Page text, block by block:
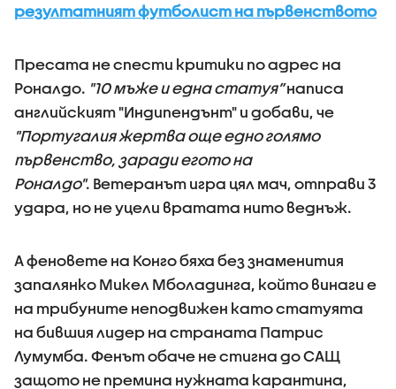
резултатният футболист на първенството
Пресата не спести критики по адрес на
Роналдо. "10 мъже и една статуя”написа
английският "Индипендънт" и добави, че
"Португалия жертва още едно голямо
първенство, заради егото на
Роналдо". Ветеранът игра цял мач, отправи 3
удара, но не уцели вратата нито веднъж.
А феновете на Конго бяха без знаменития
запалянко Микел Мболадинга, който винаги е
на трибуните неподвижен като статуята
на бившия лидер на страната Патрис
Лумумба. Фенът обаче не стигна до САЩ
защото не премина нужната карантина,